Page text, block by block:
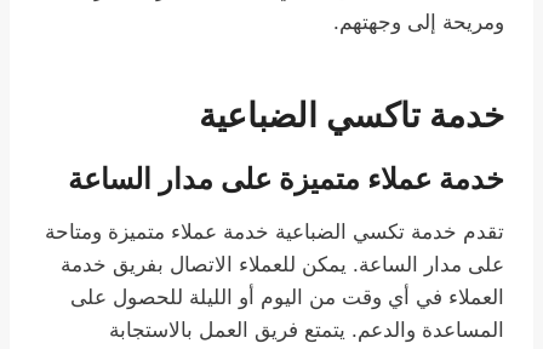
ومريحة إلى وجهتهم.
خدمة تاكسي الضباعية
خدمة عملاء متميزة على مدار الساعة
تقدم خدمة تكسي الضباعية خدمة عملاء متميزة ومتاحة
على مدار الساعة. يمكن للعملاء الاتصال بفريق خدمة
العملاء في أي وقت من اليوم أو الليلة للحصول على
المساعدة والدعم. يتمتع فريق العمل بالاستجابة